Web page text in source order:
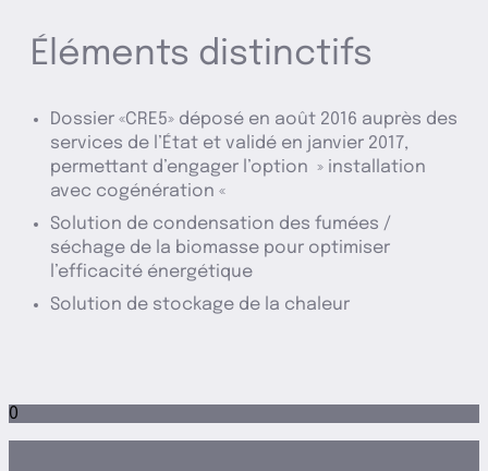
Éléments distinctifs
Dossier «CRE5» déposé en août 2016 auprès des
services de l’État et validé en janvier 2017,
permettant d’engager l’option » installation
avec cogénération «
Solution de condensation des fumées /
séchage de la biomasse pour optimiser
l’efficacité énergétique
Solution de stockage de la chaleur
0